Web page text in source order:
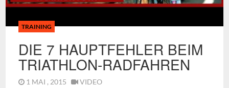
TRAINING
DIE 7 HAUPTFEHLER BEIM
TRIATHLON-RADFAHREN
1 MAI , 2015 VIDEO